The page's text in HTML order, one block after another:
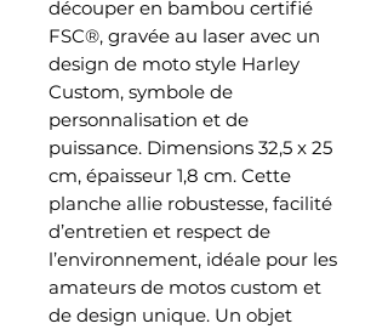
découper en bambou certifié
FSC®, gravée au laser avec un
design de moto style Harley
Custom, symbole de
personnalisation et de
puissance. Dimensions 32,5 x 25
cm, épaisseur 1,8 cm. Cette
planche allie robustesse, facilité
d’entretien et respect de
l’environnement, idéale pour les
amateurs de motos custom et
de design unique. Un objet